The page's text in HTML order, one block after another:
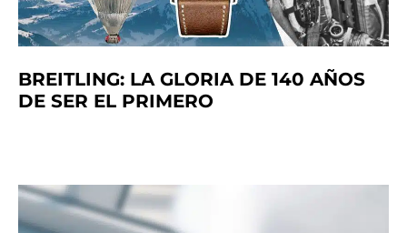
BREITLING: LA GLORIA DE 140 AÑOS
DE SER EL PRIMERO